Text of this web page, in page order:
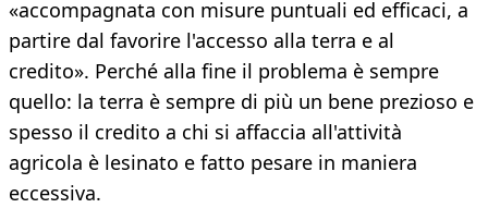
«accompagnata con misure puntuali ed efficaci, a
partire dal favorire l'accesso alla terra e al
credito». Perché alla fine il problema è sempre
quello: la terra è sempre di più un bene prezioso e
spesso il credito a chi si affaccia all'attività
agricola è lesinato e fatto pesare in maniera
eccessiva.